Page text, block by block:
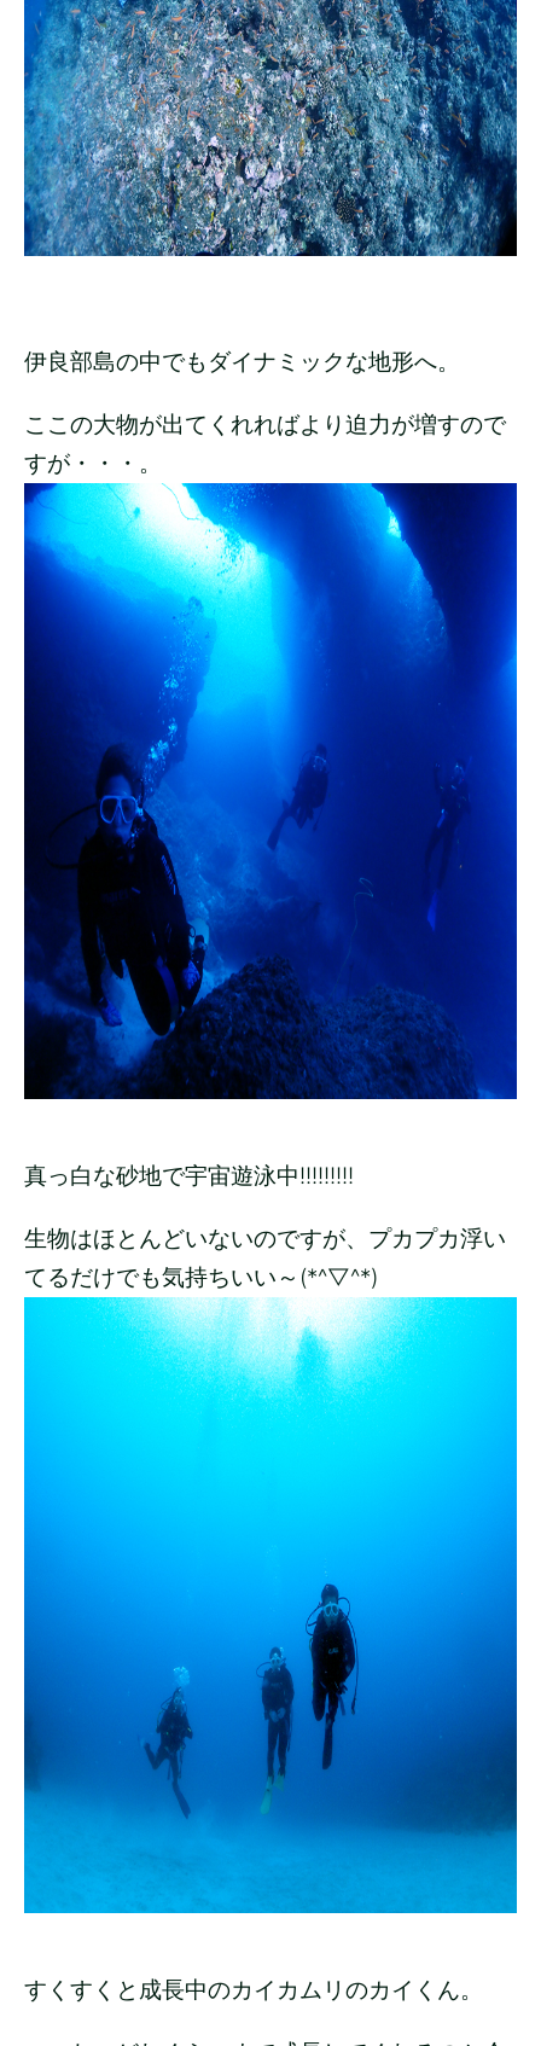
伊良部島の中でもダイナミックな地形へ。
ここの大物が出てくれればより迫力が増すので
すが・・・。
真っ白な砂地で宇宙遊泳中!!!!!!!!!
生物はほとんどいないのですが、プカプカ浮い
てるだけでも気持ちいい～(*^▽^*)
すくすくと成長中のカイカムリのカイくん。